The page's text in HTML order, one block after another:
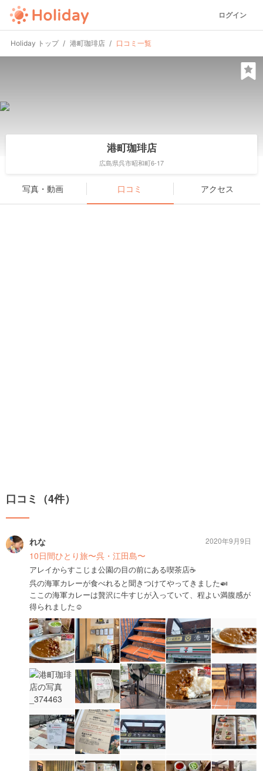
ログイン
Holiday トップ 港町珈琲店 口コミ一覧
港町珈琲店
広島県呉市昭和町6-17
写真・動画 口コミ アクセス
口コミ（4件）
れな
10日間ひとり旅〜呉・江田島〜
アレイからすこじま公園の目の前にある喫茶店☕️
呉の海軍カレーが食べれると聞きつけてやってきました🍛
ここの海軍カレーは贅沢に牛すじが入っていて、程よい満腹感が
得られました☺️
2020年9月9日